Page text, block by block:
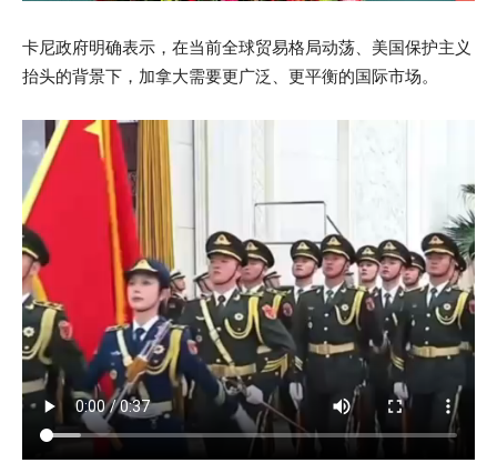
卡尼政府明确表示，在当前全球贸易格局动荡、美国保护主义
抬头的背景下，加拿大需要更广泛、更平衡的国际市场。